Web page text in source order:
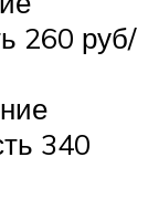
260 руб/
340